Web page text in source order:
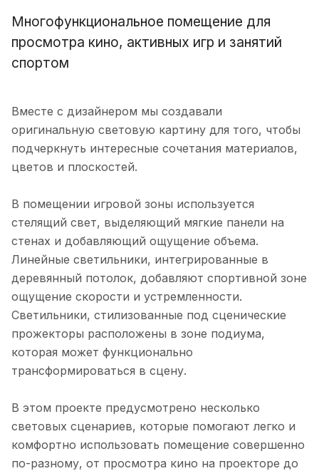
Многофункциональное помещение для
просмотра кино, активных игр и занятий
спортом
Вместе с дизайнером мы создавали
оригинальную световую картину для того, чтобы
подчеркнуть интересные сочетания материалов,
цветов и плоскостей.
В помещении игровой зоны используется
стелящий свет, выделяющий мягкие панели на
стенах и добавляющий ощущение объема.
Линейные светильники, интегрированные в
деревянный потолок, добавляют спортивной зоне
ощущение скорости и устремленности.
Светильники, стилизованные под сценические
прожекторы расположены в зоне подиума,
которая может функционально
трансформироваться в сцену.
В этом проекте предусмотрено несколько
световых сценариев, которые помогают легко и
комфортно использовать помещение совершенно
по-разному, от просмотра кино на проекторе до